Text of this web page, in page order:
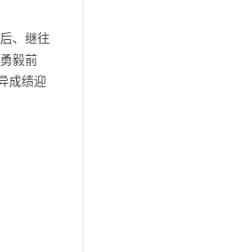
、继往
毅前
成绩迎